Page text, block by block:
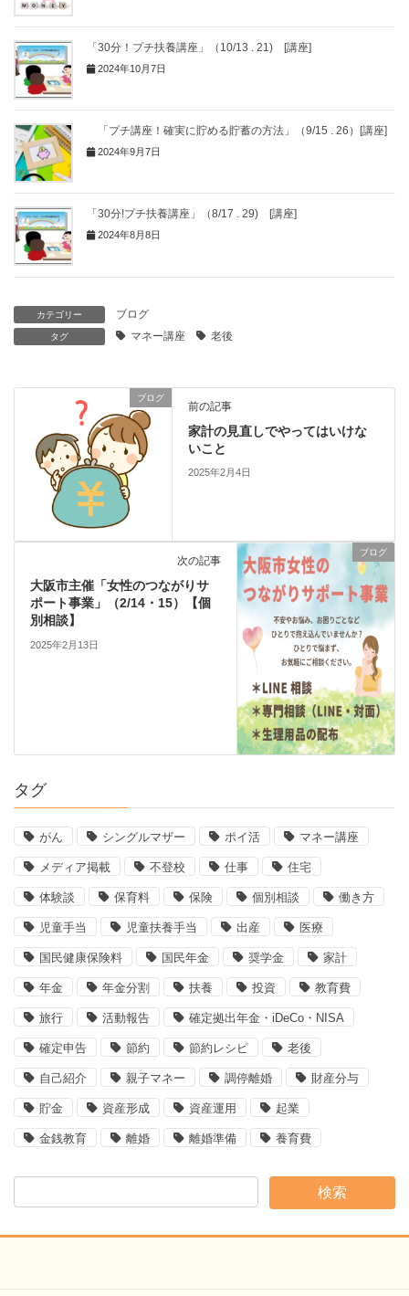
「30分！プチ扶養講座」（10/13 . 21) [講座]
2024年10月7日
「プチ講座！確実に貯める貯蓄の方法」（9/15 . 26）[講座]
2024年9月7日
「30分!プチ扶養講座」（8/17 . 29) [講座]
2024年8月8日
カテゴリー ブログ
タグ マネー講座 老後
ブログ
前の記事
家計の見直しでやってはいけな
いこと
2025年2月4日
ブログ
次の記事
大阪市主催「女性のつながりサ
ポート事業」（2/14・15）【個
別相談】
2025年2月13日
タグ
がん シングルマザー ポイ活 マネー講座
メディア掲載 不登校 仕事 住宅
体験談 保育料 保険 個別相談 働き方
児童手当 児童扶養手当 出産 医療
国民健康保険料 国民年金 奨学金 家計
年金 年金分割 扶養 投資 教育費
旅行 活動報告 確定拠出年金・iDeCo・NISA
確定申告 節約 節約レシピ 老後
自己紹介 親子マネー 調停離婚 財産分与
貯金 資産形成 資産運用 起業
金銭教育 離婚 離婚準備 養育費